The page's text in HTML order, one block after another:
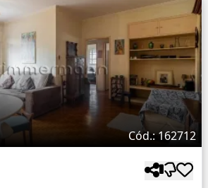
Cód.: 162712